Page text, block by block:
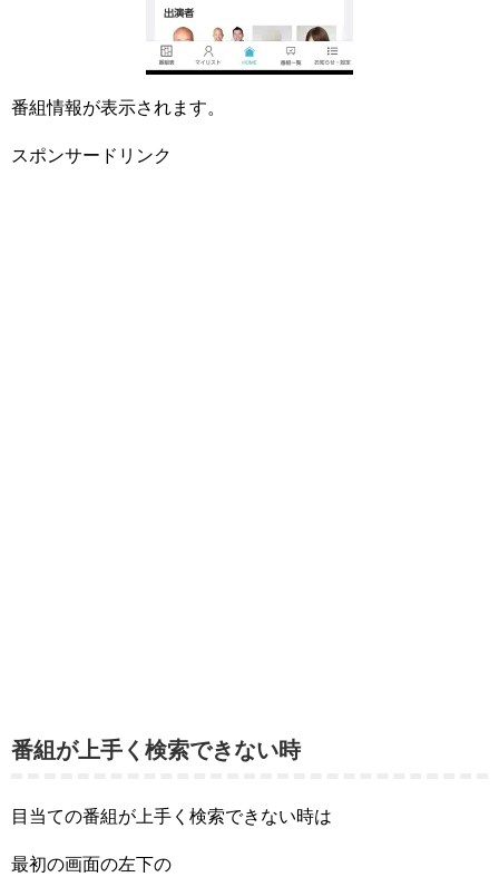
番組情報が表示されます。
スポンサードリンク
番組が上手く検索できない時
目当ての番組が上手く検索できない時は
最初の画面の左下の